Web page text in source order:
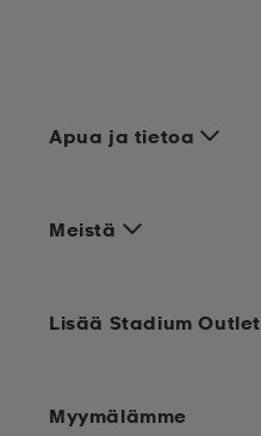
Apua ja tietoa
Meistä
Lisää Stadium Outlet
Myymälämme